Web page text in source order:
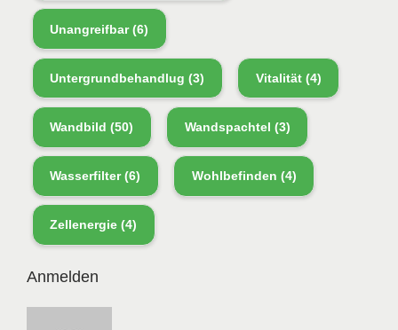
Unangreifbar(6)
Untergrundbehandlug (3) Vitalität(4)
Wandbild (50) Wandspachtel (3)
Wasserfilter(6) Wohlbefinden (4)
Zellenergie (4)
Anmelden